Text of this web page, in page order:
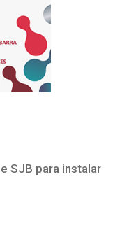
SJB para instalar